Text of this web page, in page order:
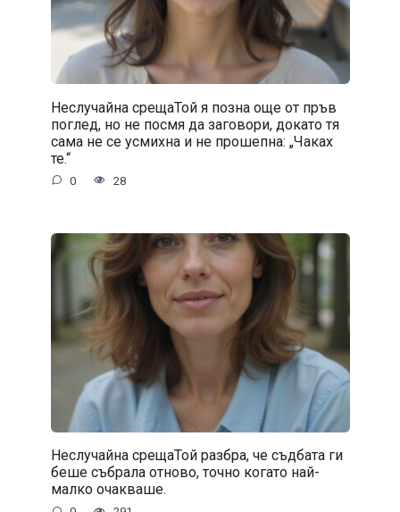
Неслучайна срещаТой я позна още от пръв
поглед, но не посмя да заговори, докато тя
сама не се усмихна и не прошепна: „Чаках
те.“
0 28
Неслучайна срещаТой разбра, че съдбата ги
беше събрала отново, точно когато най-
малко очакваше.